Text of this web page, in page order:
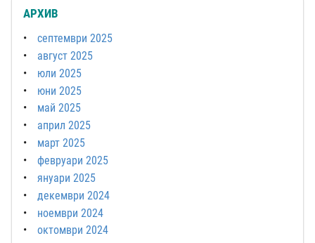
АРХИВ
септември 2025
август 2025
юли 2025
юни 2025
май 2025
април 2025
март 2025
февруари 2025
януари 2025
декември 2024
ноември 2024
октомври 2024